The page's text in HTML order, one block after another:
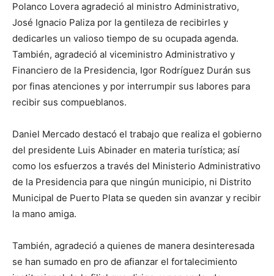
Polanco Lovera agradeció al ministro Administrativo,
José Ignacio Paliza por la gentileza de recibirles y
dedicarles un valioso tiempo de su ocupada agenda.
También, agradeció al viceministro Administrativo y
Financiero de la Presidencia, Igor Rodríguez Durán sus
por finas atenciones y por interrumpir sus labores para
recibir sus compueblanos.
Daniel Mercado destacó el trabajo que realiza el gobierno
del presidente Luis Abinader en materia turística; así
como los esfuerzos a través del Ministerio Administrativo
de la Presidencia para que ningún municipio, ni Distrito
Municipal de Puerto Plata se queden sin avanzar y recibir
la mano amiga.
También, agradeció a quienes de manera desinteresada
se han sumado en pro de afianzar el fortalecimiento